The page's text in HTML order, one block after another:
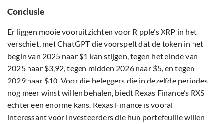
Conclusie
Er liggen mooie vooruitzichten voor Ripple’s XRP in het
verschiet, met ChatGPT die voorspelt dat de token in het
begin van 2025 naar $1 kan stijgen, tegen het einde van
2025 naar $3,92, tegen midden 2026 naar $5, en tegen
2029 naar $10. Voor die beleggers die in dezelfde periodes
nog meer winst willen behalen, biedt Rexas Finance’s RXS
echter een enorme kans. Rexas Finance is vooral
interessant voor investeerders die hun portefeuille willen